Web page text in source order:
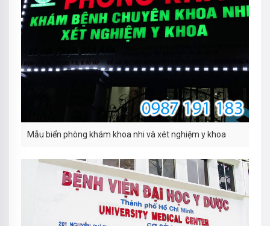
Mẫu biển phòng khám khoa nhi và xét nghiệm y khoa